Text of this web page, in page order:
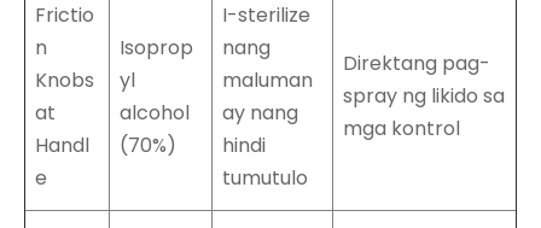
Frictio
n
Knobs
at
Handl
e
Isoprop
yl
alcohol
(70%)
I-sterilize
nang
maluman
ay nang
hindi
tumutulo
Direktang pag-
spray ng likido sa
mga kontrol